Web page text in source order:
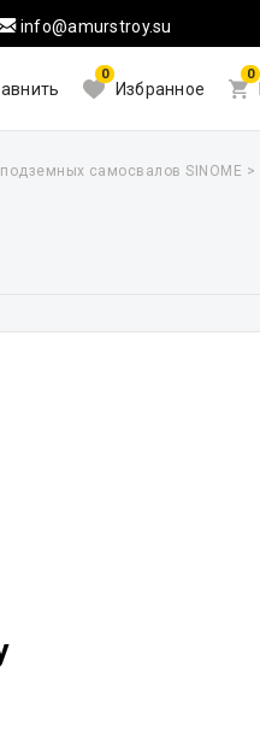
info@amurstroy.su
0
Избранное
0
самосвалов SINOME >